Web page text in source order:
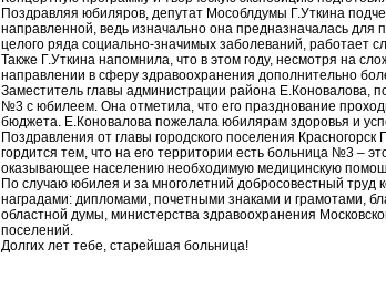
Поздравляя юбиляров, депутат Мособлдумы Г.Уткина
направленной, ведь изначально она предназначалась
целого ряда социально-значимых заболеваний, работает
Также Г.Уткина напомнила, что в этом году, несмотря на
направлении в сферу здравоохранения дополнительно
Заместитель главы администрации района Е.Коновалова,
№3 с юбилеем. Она отметила, что его празднование
бюджета. Е.Коновалова пожелала юбилярам здоровья и
Поздравления от главы городского поселения
гордится тем, что на его территории есть больница №3 –
оказывающее населению необходимую медицинскую
По случаю юбилея и за многолетний добросовестный
наградами: дипломами, почетными знаками и грамотами,
областной думы, министерства здравоохранения
поселений.
Долгих лет тебе, старейшая больница!